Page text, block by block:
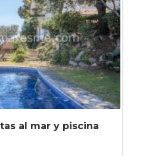
al mar y piscina